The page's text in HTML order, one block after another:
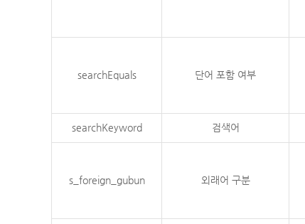
searchEquals 단어 포함 여부
searchKeyword 검색어
s_foreign_gubun 외래어 구분